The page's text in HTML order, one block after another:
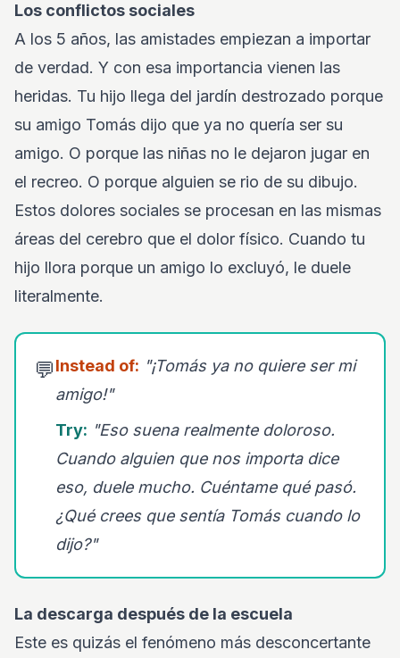
Los conflictos sociales
A los 5 años, las amistades empiezan a importar
de verdad. Y con esa importancia vienen las
heridas. Tu hijo llega del jardín destrozado porque
su amigo Tomás dijo que ya no quería ser su
amigo. O porque las niñas no le dejaron jugar en
el recreo. O porque alguien se rio de su dibujo.
Estos dolores sociales se procesan en las mismas
áreas del cerebro que el dolor físico. Cuando tu
hijo llora porque un amigo lo excluyó, le duele
literalmente.
💬Instead of: "¡Tomás ya no quiere ser mi
amigo!"
Try: "Eso suena realmente doloroso.
Cuando alguien que nos importa dice
eso, duele mucho. Cuéntame qué pasó.
¿Qué crees que sentía Tomás cuando lo
dijo?"
La descarga después de la escuela
Este es quizás el fenómeno más desconcertante